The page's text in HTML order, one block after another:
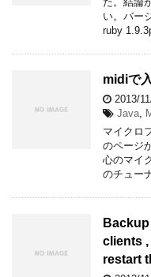
い。バー
ruby
midiで
2013/
Java
マイクロ
のページ
心のマイ
のチュー
clients
restart